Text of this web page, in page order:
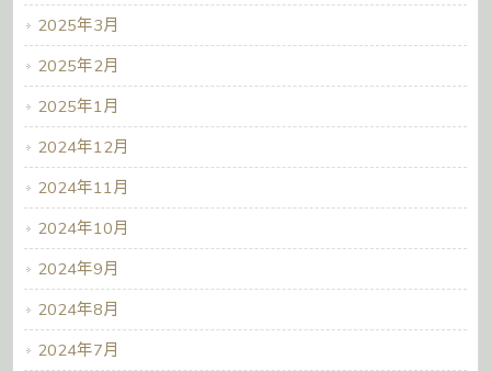
2025年3月
2025年2月
2025年1月
2024年12月
2024年11月
2024年10月
2024年9月
2024年8月
2024年7月